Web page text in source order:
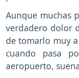
Aunque muchas
verdadero dolor
de tomarlo muy
cuando pasa
aeropuerto,